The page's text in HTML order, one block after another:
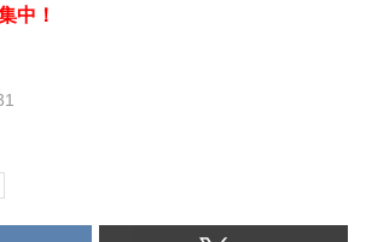
中！